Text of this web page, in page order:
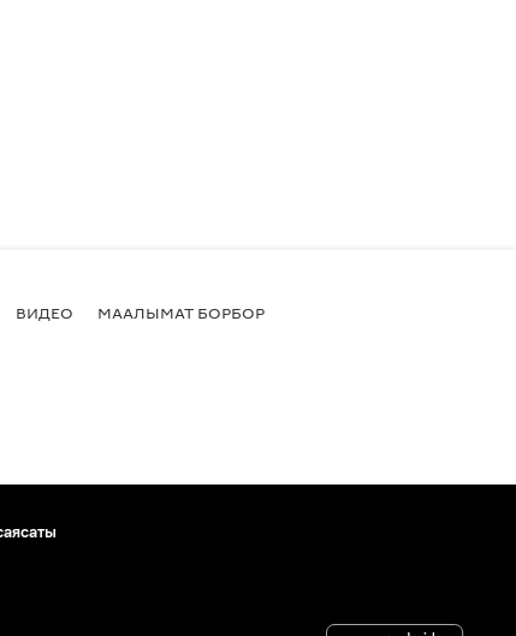
ВИДЕО МААЛЫМАТ БОРБОР